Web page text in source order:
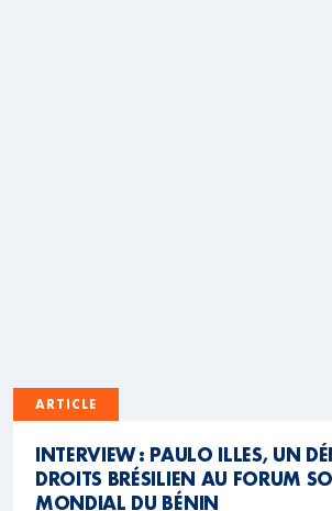
ARTICLE
INTERVIEW : PAULO ILLES, UN
DROITS BRÉSILIEN AU FORUM
MONDIAL DU BÉNIN